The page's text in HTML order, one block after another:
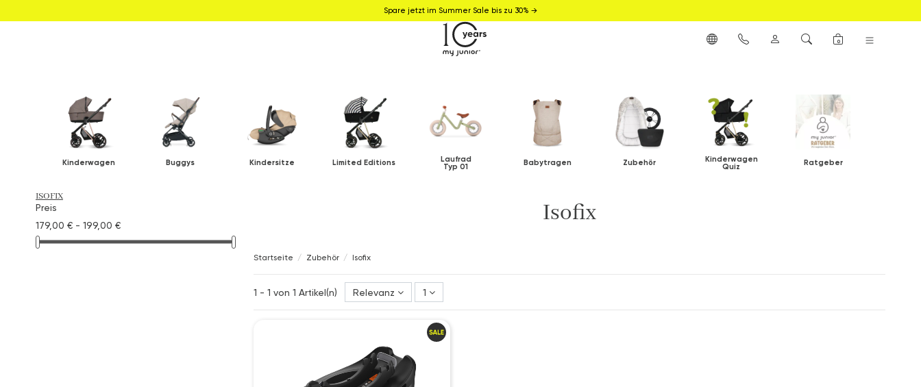
0
Spare jetzt im Summer Sale bis zu 30% →
Kinderwagen Buggys Kindersitze Limited Editions Laufrad
Typ 01 Babytragen Zubehör Kinderwagen
Quiz Ratgeber
ISOFIX
Preis
179,00 € - 199,00 €
Isofix
Startseite Zubehör Isofix
1 - 1 von 1 Artikel(n) Relevanz 1